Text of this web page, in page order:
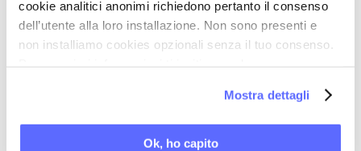
cookie analitici anonimi richiedono pertanto il consenso
dell’utente alla loro installazione. Non sono presenti e
non installiamo cookies opzionali senza il tuo consenso.
Mostra dettagli
Ok, ho capito
Malattia infiammatoria pelvica -Malattia reumatica -
Malattie allergiche -Malattie autoimmuni -
Malattie immunomediate -Malattie infiammatorie intestinali
Malattie neurologiche
-